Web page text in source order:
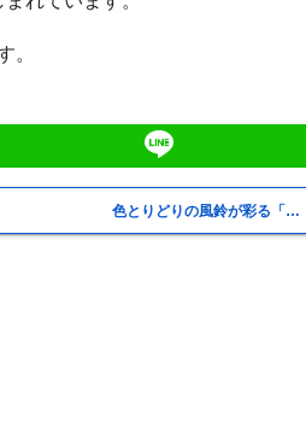
。
色とりどりの風鈴が彩る「…